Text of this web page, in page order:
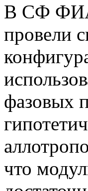
В СФ
провели
фазовых
что